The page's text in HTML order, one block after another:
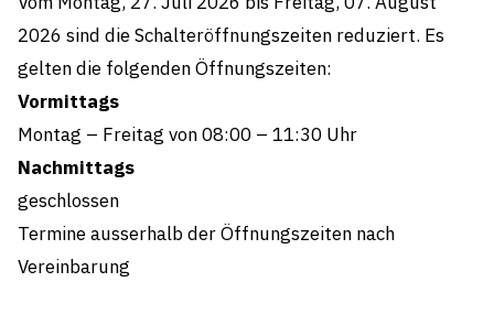
2026 sind die Schalteröffnungszeiten reduziert. Es
gelten die folgenden Öffnungszeiten:
Vormittags
Montag – Freitag von 08:00 – 11:30 Uhr
Nachmittags
geschlossen
Termine ausserhalb der Öffnungszeiten nach
Vereinbarung